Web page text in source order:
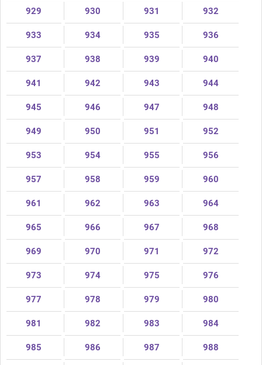
929 930 931 932
933 934 935 936
937 938 939 940
941 942 943 944
945 946 947 948
949 950 951 952
953 954 955 956
957 958 959 960
961 962 963 964
965 966 967 968
969 970 971 972
973 974 975 976
977 978 979 980
981 982 983 984
985 986 987 988